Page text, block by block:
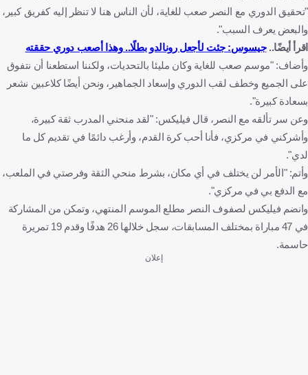
"تحقيق الدوري مع النصر صعب للغاية، لأن الناس هنا لا تنظر إليه كفريق كبير،
والبعض يعرف السبب".
اقرأ أيضًا..جيسوس: جئت لأجعل رونالدو بطلًا.. وهذا أصعب دوري حققته
وأضاف: "موسم صعب للغاية وكان مليئا بالتحديات، ولكننا استطعنا أن نتفوق
على الجميع وخطف لقب الدوري وإسعاد الجماهير، ونحن أيضًا كلاعبين نشعر
بسعادة كبيرة".
وعن سر تألقه مع النصر، قال فيليكس: "لقد منحني المدرب ثقة كبيرة،
وأشركني في مركزي، فأنا أحب كرة القدم، وأرغب دائمًا في تقديم كل ما
لدي".
وأتم: "الأمر لن يختلف في أي مكان، بشرط منحي الثقة وفرصتي في الملعب،
مع الدفع بي في مركزي".
وانضم فيليكس لصفوف النصر مطلع الموسم المنتهي، وتمكن من المشاركة
في 47 مباراة بمختلف المسابقات، سجل خلالها 26 هدفًا وقدم 19 تمريرة
حاسمة.
إعلان